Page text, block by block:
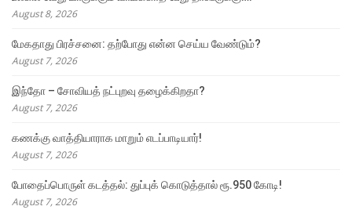
August 8, 2026
மேகதாது பிரச்சனை: தற்போது என்ன செய்ய வேண்டும்?
August 7, 2026
இந்தோ – சோவியத் நட்புறவு தழைக்கிறதா?
August 7, 2026
கணக்கு வாத்தியாராக மாறும் எடப்பாடியார்!
August 7, 2026
போதைப்பொருள் கடத்தல்: துப்புக் கொடுத்தால் ரூ.950 கோடி!
August 7, 2026